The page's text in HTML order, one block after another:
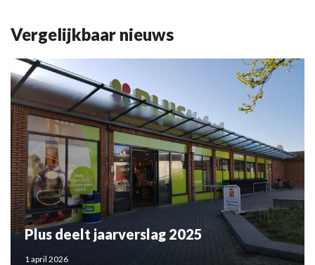
Vergelijkbaar nieuws
Plus deelt jaarverslag 2025
1 april 2026